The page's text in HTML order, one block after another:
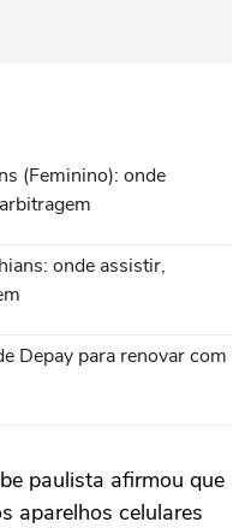
(Feminino): onde
onde assistir,
Depay para renovar com
paulista afirmou que
aparelhos celulares